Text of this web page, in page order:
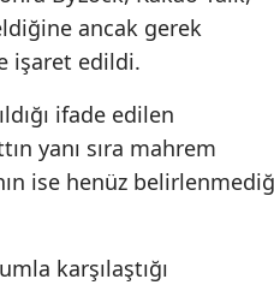
Kocaeli
Konya
Kütahya
Malatya
Kahramanmaraş
ancak gerek
işaret edildi.
ifade edilen
yanı sıra mahrem
ise henüz
karşılaştığı